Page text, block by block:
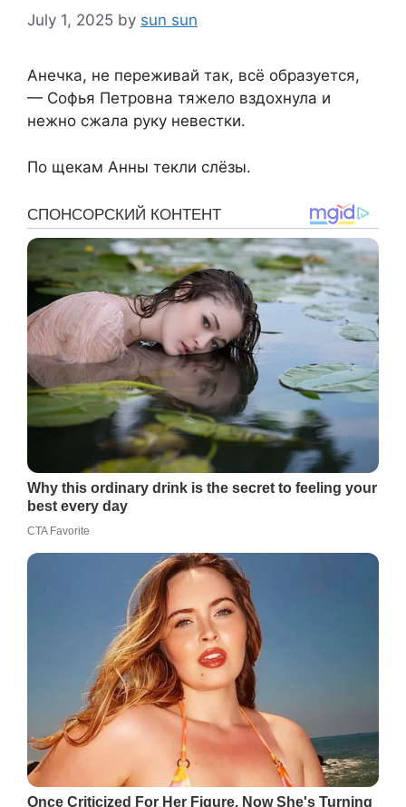
July 1, 2025 by sun sun
Анечка, не переживай так, всё образуется,
— Софья Петровна тяжело вздохнула и
нежно сжала руку невестки.
По щекам Анны текли слёзы.